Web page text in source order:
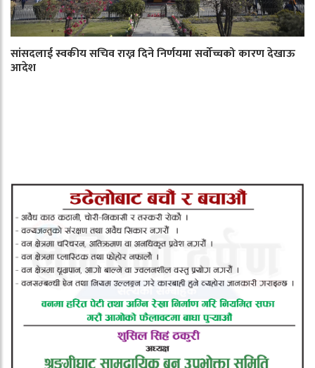
सांसदलाई स्वकीय सचिव राख्न दिने निर्णयमा सर्वोच्चको कारण देखाऊ
आदेश